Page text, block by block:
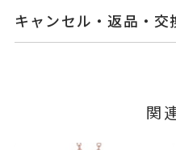
素材
K18ピン
石
ピンク
ざいま
せ。
ご注文およびご入金確
■お届け目安が「3営業
キャンセル・返品・交
ージの購入履歴一覧よ
関